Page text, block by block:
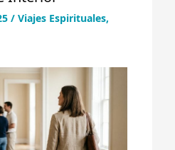
/ Viajes Espirituales,